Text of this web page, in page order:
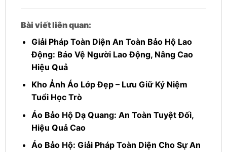
Bài viết liên quan:
Giải Pháp Toàn Diện An Toàn Bảo Hộ Lao
Động: Bảo Vệ Người Lao Động, Nâng Cao
Hiệu Quả
Kho Ảnh Áo Lớp Đẹp – Lưu Giữ Kỷ Niệm
Tuổi Học Trò
Áo Bảo Hộ Dạ Quang: An Toàn Tuyệt Đối,
Hiệu Quả Cao
Áo Bảo Hộ: Giải Pháp Toàn Diện Cho Sự An